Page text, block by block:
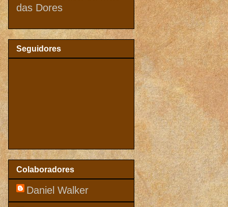
das Dores
Seguidores
Colaboradores
Daniel Walker